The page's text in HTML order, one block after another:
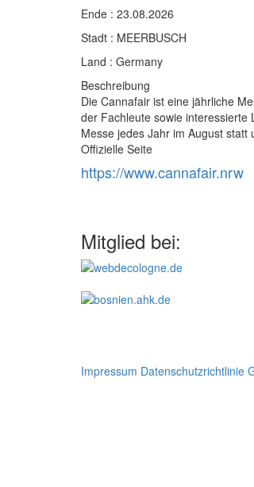
Ende : 23.08.2026
Stadt : MEERBUSCH
Land : Germany
Beschreibung
Die Cannafair ist eine jährliche
der Fachleute sowie interessierte
Messe jedes Jahr im August
Offizielle Seite
https://www.cannafair.nrw
Mitglied bei:
Impressum Datenschutzrichtlinie